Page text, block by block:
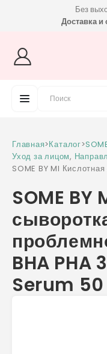
Без
Доставка и
Главная>Каталог>
Уход за лицом,
SOME BY MI
Miracle Serum 50 мл
SOME BY
BHA PHA
Serum